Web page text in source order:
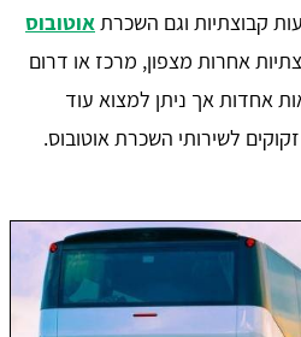
קבוצתיות וגם השכרתאוטובוס
אחרות מצפון, מרכז או דרום
אחדות אך ניתן למצוא עוד
לשירותי השכרת אוטובוס.